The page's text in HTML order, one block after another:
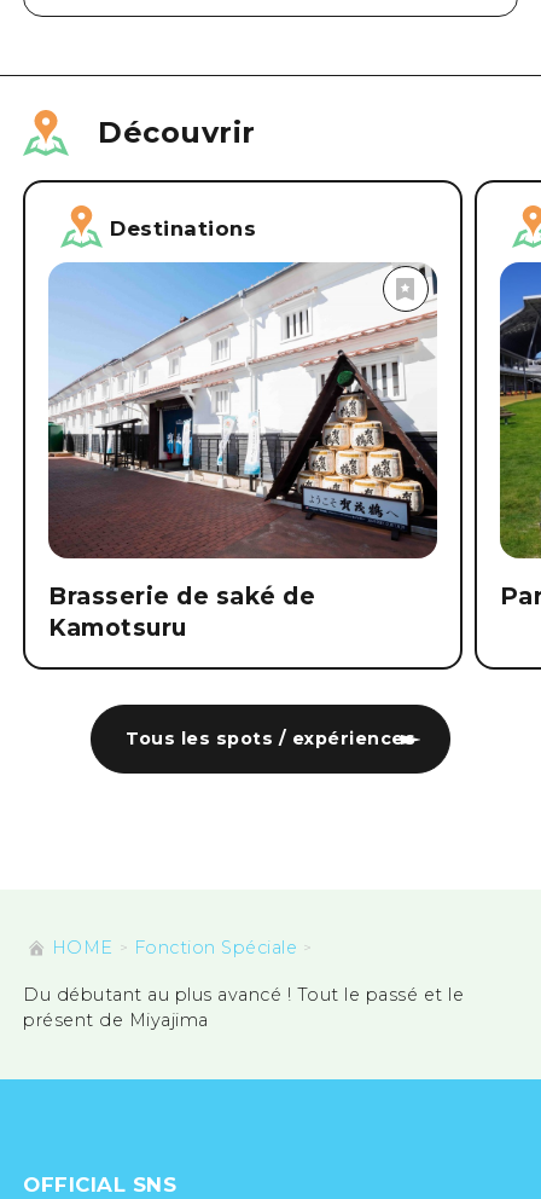
Découvrir
Tous les spots / expériences
Destinations
Brasserie de saké de
Kamotsuru
HOME Fonction Spéciale
Du débutant au plus avancé ! Tout le passé et le
présent de Miyajima
OFFICIAL SNS